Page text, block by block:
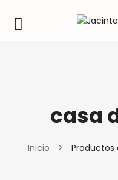
casa
Inicio > Productos